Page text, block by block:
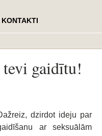
KONTAKTI
gaidītu!
dzirdot ideju par
ar seksuālām